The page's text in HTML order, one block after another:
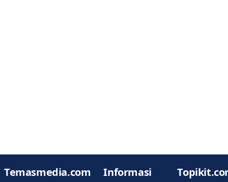
Temasmedia.com Informasi